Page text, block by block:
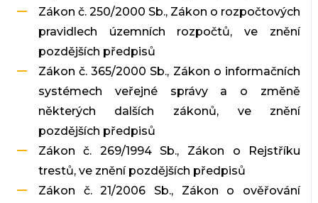
Zákon č. 250/2000 Sb., Zákon o rozpočtových
pravidlech územních rozpočtů, ve znění
pozdějších předpisů
Zákon č. 365/2000 Sb., Zákon o informačních
systémech veřejné správy a o změně
některých dalších zákonů, ve znění
pozdějších předpisů
Zákon č. 269/1994 Sb., Zákon o Rejstříku
trestů, ve znění pozdějších předpisů
Zákon č. 21/2006 Sb., Zákon o ověřování